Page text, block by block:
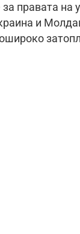
правата на
и